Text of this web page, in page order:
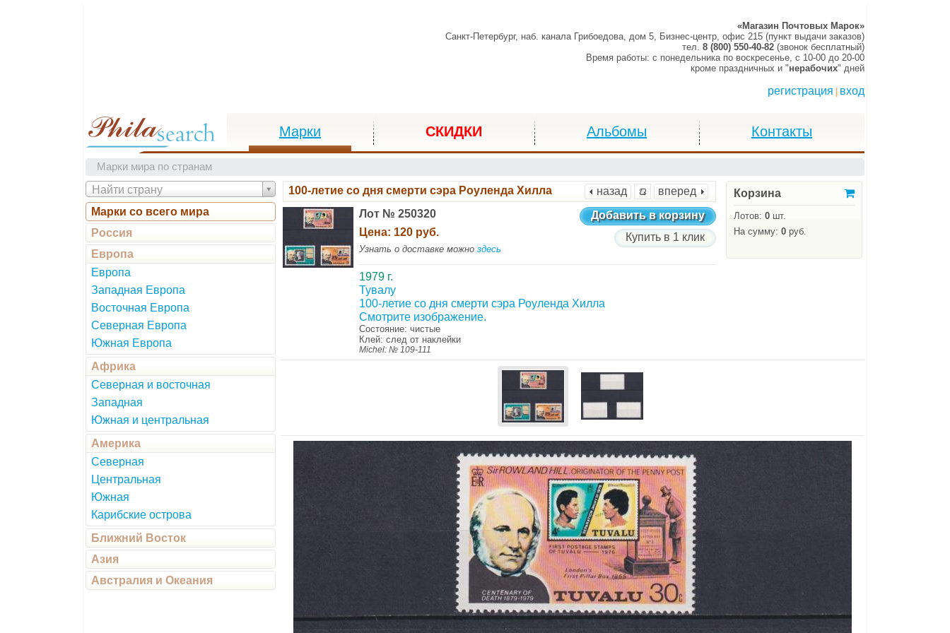
«Магазин Почтовых Марок»
Санкт-Петербург, наб. канала Грибоедова, дом 5, Бизнес-центр, офис 215 (пункт выдачи заказов)
тел. 8 (800) 550-40-82 (звонок бесплатный)
Время работы: c понедельника по воскресенье, c 10-00 до 20-00
кроме праздничных и "нерабочих" дней
регистрация вход
Марки СКИДКИ Альбомы Контакты
Марки мира по странам
Найти страну
Марки со всего мира
Россия
Европа
Европа
Западная Европа
Восточная Европа
Северная Европа
Южная Европа
Африка
Северная и восточная
Западная
Южная и центральная
Америка
Северная
Центральная
Южная
Карибские острова
Ближний Восток
Азия
Австралия и Океания
Корзина
Лотов:0 шт.
На сумму:0 руб.
назад вперед
100-летие со дня смерти сэра Роуленда Хилла
Лот № 250320
Цена: 120 руб.
Узнать о доставке можно здесь
Добавить в корзину
Купить в 1 клик
1979 г.
Тувалу
100-летие со дня смерти сэра Роуленда Хилла
Смотрите изображение.
Состояние: чистые
Клей: след от наклейки
Michel: № 109-111